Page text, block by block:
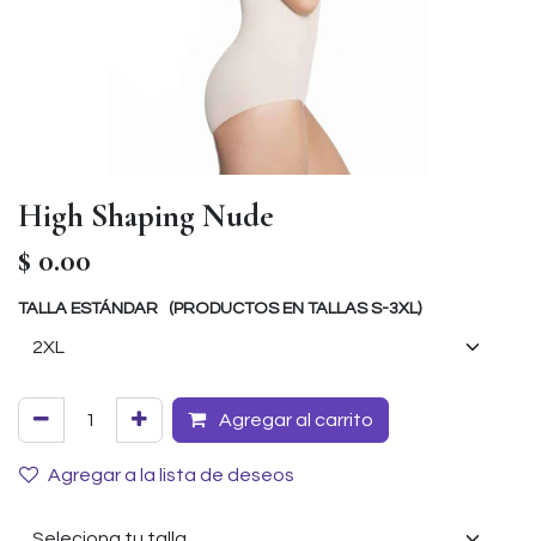
High Shaping Nude
$ 0.00
TALLA ESTÁNDAR (PRODUCTOS EN TALLAS S-3XL)
Agregar al carrito
Agregar a la lista de deseos